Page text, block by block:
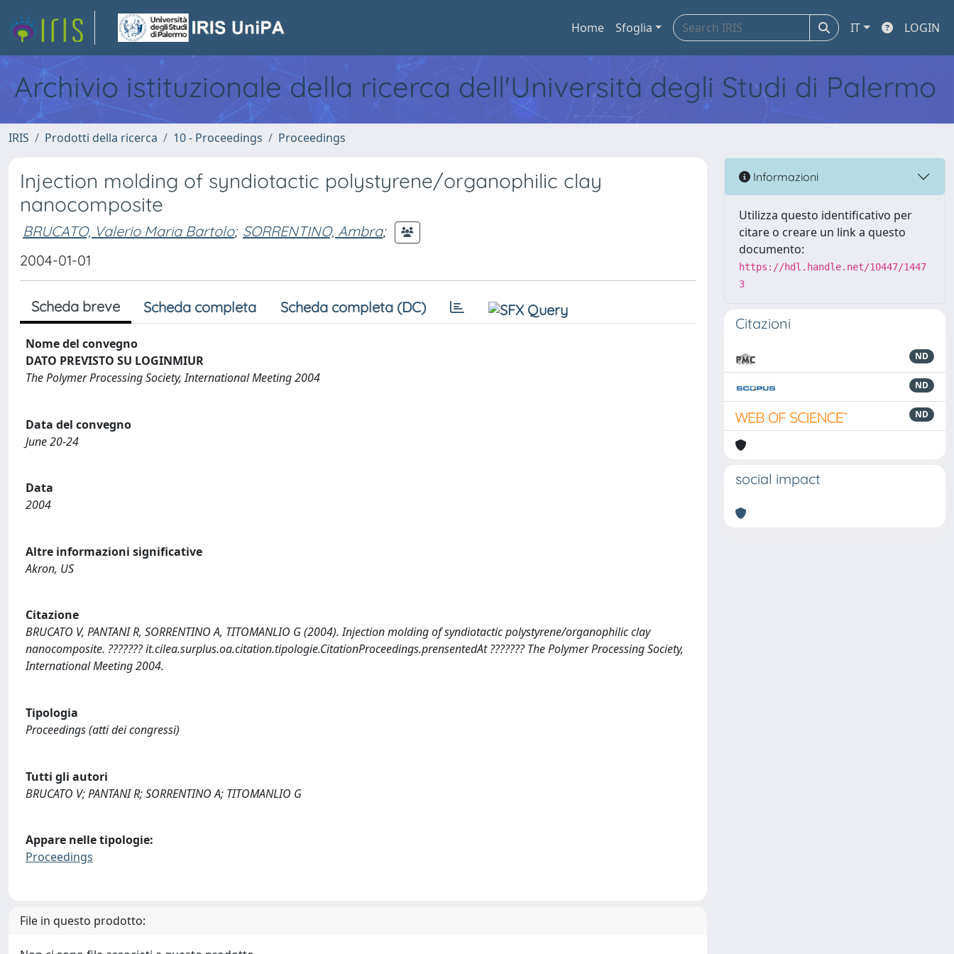
Home Sfoglia IT LOGIN
Archivio istituzionale della ricerca dell'Università degli Studi di Palermo
IRIS Prodotti della ricerca 10 - Proceedings Proceedings
Injection molding of syndiotactic polystyrene/organophilic clay
nanocomposite
BRUCATO, Valerio Maria Bartolo; SORRENTINO, Ambra;
2004-01-01
Scheda breve Scheda completa Scheda completa (DC)
Nome del convegno
DATO PREVISTO SU LOGINMIUR
The Polymer Processing Society, International Meeting 2004
Data del convegno
June 20-24
Data
2004
Altre informazioni significative
Akron, US
Citazione
BRUCATO V, PANTANI R, SORRENTINO A, TITOMANLIO G (2004). Injection molding of syndiotactic polystyrene/organophilic clay
nanocomposite. ??????? it.cilea.surplus.oa.citation.tipologie.CitationProceedings.prensentedAt ??????? The Polymer Processing Society,
International Meeting 2004.
Tipologia
Proceedings (atti dei congressi)
Tutti gli autori
BRUCATO V; PANTANI R; SORRENTINO A; TITOMANLIO G
Appare nelle tipologie:
Proceedings
File in questo prodotto:
Informazioni
Utilizza questo identificativo per
citare o creare un link a questo
documento:
https://hdl.handle.net/10447/1447
3
Citazioni
ND
ND
ND
social impact